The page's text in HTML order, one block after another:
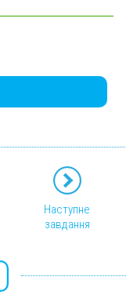
Наступне
завдання